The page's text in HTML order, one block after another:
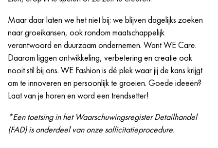
Crewmeetings, events en meer!
Maar daar laten we het niet bij: we blijven dagelijks zoeken
naar groeikansen, ook rondom maatschappelijk
verantwoord en duurzaam ondernemen. Want WE Care.
Daarom liggen ontwikkeling, verbetering en creatie ook
nooit stil bij ons. WE Fashion is dé plek waar jij de kans krijgt
om te innoveren en persoonlijk te groeien. Goede ideeën?
Laat van je horen en word een trendsetter!
*Een toetsing in het Waarschuwingsregister Detailhandel
(FAD) is onderdeel van onze sollicitatieprocedure.